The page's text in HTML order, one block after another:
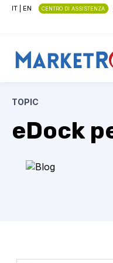
IT EN CENTRO DI ASSISTENZA
TOPIC
eDock